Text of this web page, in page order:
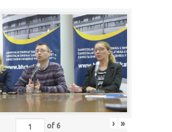
of 6 › »